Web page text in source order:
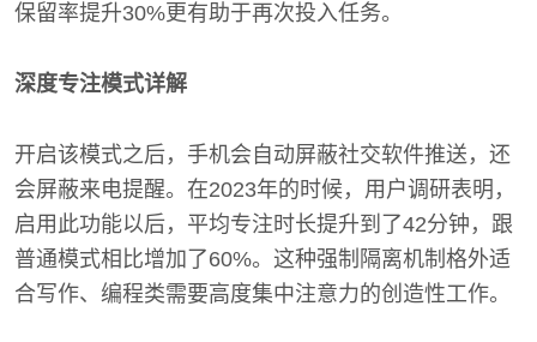
保留率提升30%更有助于再次投入任务。
深度专注模式详解
开启该模式之后，手机会自动屏蔽社交软件推送，还
会屏蔽来电提醒。在2023年的时候，用户调研表明，
启用此功能以后，平均专注时长提升到了42分钟，跟
普通模式相比增加了60%。这种强制隔离机制格外适
合写作、编程类需要高度集中注意力的创造性工作。